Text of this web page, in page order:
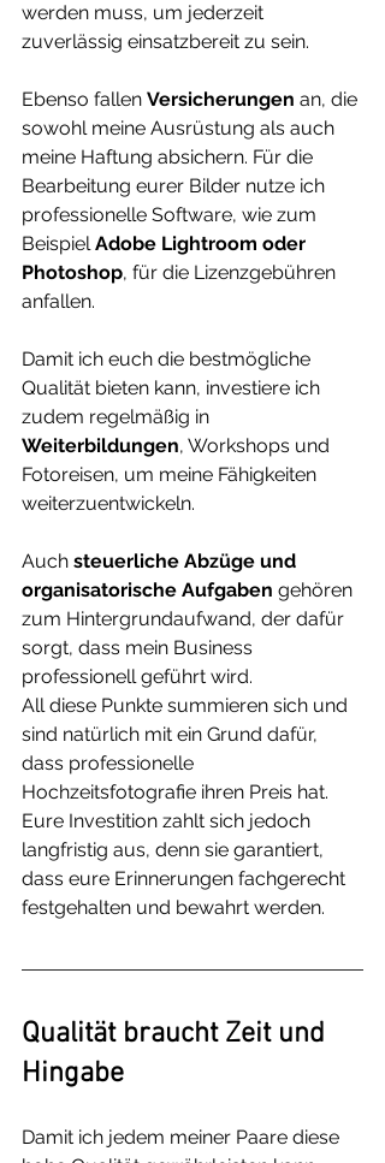
werden muss, um jederzeit
zuverlässig einsatzbereit zu sein.
Ebenso fallen Versicherungen an, die
sowohl meine Ausrüstung als auch
meine Haftung absichern. Für die
Bearbeitung eurer Bilder nutze ich
professionelle Software, wie zum
Beispiel Adobe Lightroom oder
Photoshop, für die Lizenzgebühren
anfallen.
Damit ich euch die bestmögliche
Qualität bieten kann, investiere ich
zudem regelmäßig in
Weiterbildungen, Workshops und
Fotoreisen, um meine Fähigkeiten
weiterzuentwickeln.
Auch steuerliche Abzüge und
organisatorische Aufgaben gehören
zum Hintergrundaufwand, der dafür
sorgt, dass mein Business
professionell geführt wird.
All diese Punkte summieren sich und
sind natürlich mit ein Grund dafür,
dass professionelle
Hochzeitsfotografie ihren Preis hat.
Eure Investition zahlt sich jedoch
langfristig aus, denn sie garantiert,
dass eure Erinnerungen fachgerecht
festgehalten und bewahrt werden.
Qualität braucht Zeit und
Hingabe
Damit ich jedem meiner Paare diese